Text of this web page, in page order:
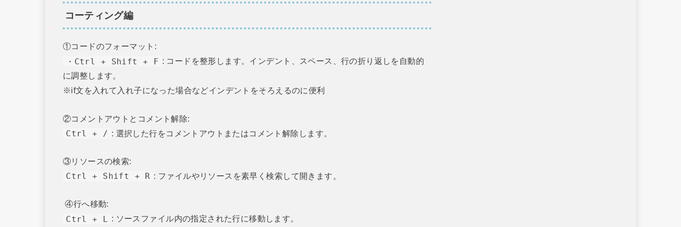
コーティング編
①コードのフォーマット:
・Ctrl + Shift + F : コードを整形します。インデント、スペース、行の折り返しを自動的
に調整します。
※if文を入れて入れ子になった場合などインデントをそろえるのに便利
②コメントアウトとコメント解除:
Ctrl + / : 選択した行をコメントアウトまたはコメント解除します。
③リソースの検索:
Ctrl + Shift + R : ファイルやリソースを素早く検索して開きます。
④行へ移動:
Ctrl + L : ソースファイル内の指定された行に移動します。